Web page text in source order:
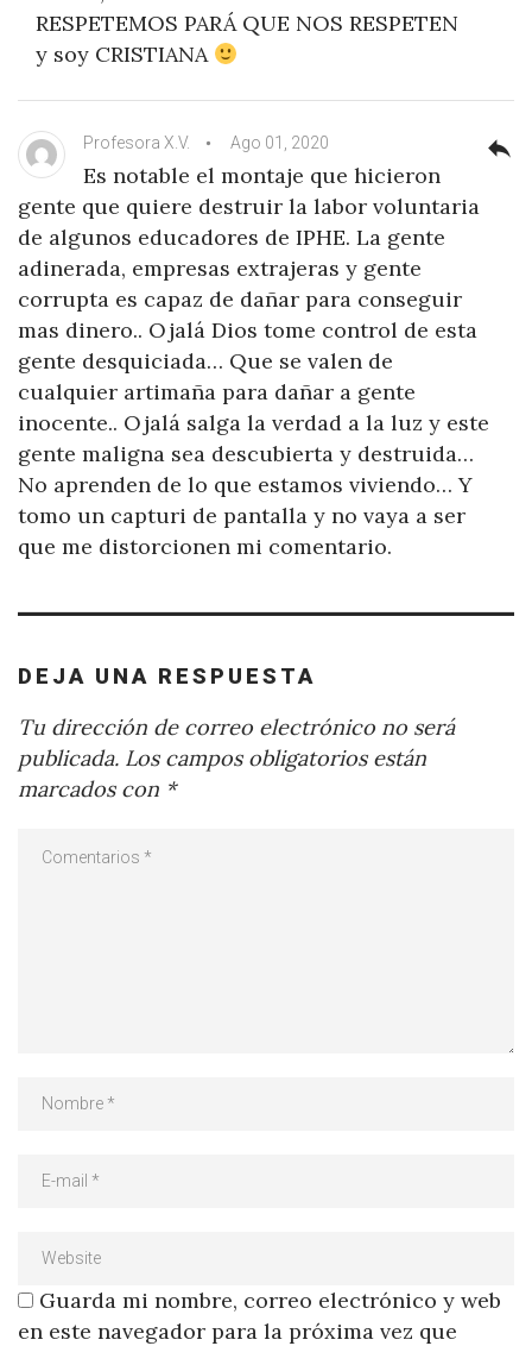
RESPETEMOS PARÁ QUE NOS RESPETEN
y soy CRISTIANA
Profesora X.V. Ago 01, 2020
Es notable el montaje que hicieron
gente que quiere destruir la labor voluntaria
de algunos educadores de IPHE. La gente
adinerada, empresas extrajeras y gente
corrupta es capaz de dañar para conseguir
mas dinero.. Ojalá Dios tome control de esta
gente desquiciada… Que se valen de
cualquier artimaña para dañar a gente
inocente.. Ojalá salga la verdad a la luz y este
gente maligna sea descubierta y destruida…
No aprenden de lo que estamos viviendo… Y
tomo un capturi de pantalla y no vaya a ser
que me distorcionen mi comentario.
reply
DEJA UNA RESPUESTA
Tu dirección de correo electrónico no será
publicada. Los campos obligatorios están
marcados con *
Guarda mi nombre, correo electrónico y web
en este navegador para la próxima vez que